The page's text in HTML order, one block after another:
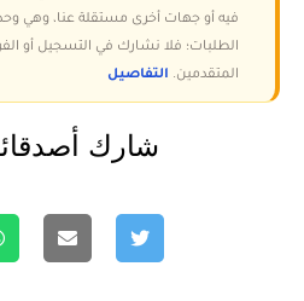
فيه أو جهات أخرى مستقلة عنا، وهي
الطلبات؛ فلا نشارك في التسجيل أو
المتقدمين. التفاصيل
شارك